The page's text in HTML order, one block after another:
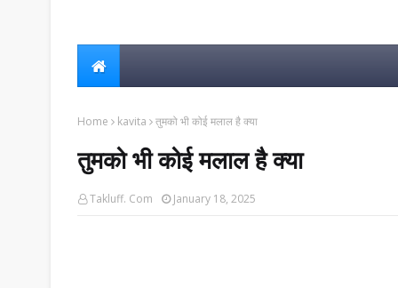
Home kavita तुमको भी कोई मलाल है क्या
तुमको भी कोई मलाल है क्या
Takluff. Com January 18, 2025